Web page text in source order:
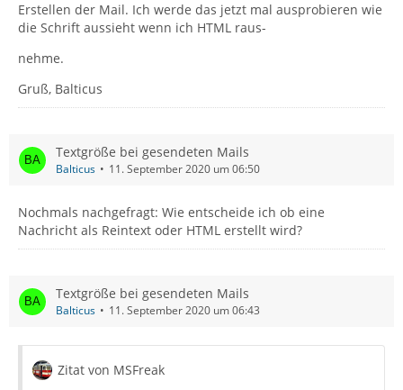
Erstellen der Mail. Ich werde das jetzt mal ausprobieren wie
die Schrift aussieht wenn ich HTML raus-
nehme.
Gruß, Balticus
Textgröße bei gesendeten Mails
Balticus 11. September 2020 um 06:50
Nochmals nachgefragt: Wie entscheide ich ob eine
Nachricht als Reintext oder HTML erstellt wird?
Textgröße bei gesendeten Mails
Balticus 11. September 2020 um 06:43
Zitat von MSFreak